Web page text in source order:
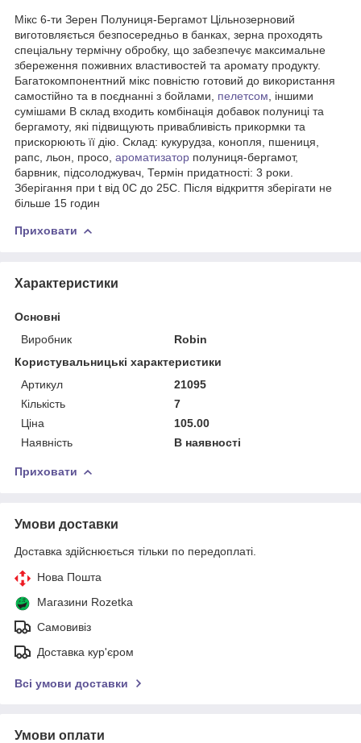
Мікс 6-ти Зерен Полуниця-Бергамот Цільнозерновий
виготовляється безпосередньо в банках, зерна проходять
спеціальну термічну обробку, що забезпечує максимальне
збереження поживних властивостей та аромату продукту.
Багатокомпонентний мікс повністю готовий до використання
самостійно та в поєднанні з бойлами, пелетсом , іншими
сумішами В склад входить комбінація добавок полуниці та
бергамоту, які підвищують привабливість прикормки та
прискорюють її дію. Склад: кукурудза, конопля, пшениця,
рапс, льон, просо, ароматизатор полуниця-бергамот,
барвник, підсолоджувач, Термін придатності: 3 роки.
Зберігання при t від 0С до 25С. Після відкриття зберігати не
більше 15 годин
Приховати
Характеристики
Основні
Виробник
Robin
Користувальницькі характеристики
Артикул
21095
Кількість
7
Ціна
105.00
Наявність
В наявності
Приховати
Умови доставки
Доставка здійснюється тільки по передоплаті.
Нова Пошта
Магазини Rozetka
Самовивіз
Доставка кур'єром
Всі умови доставки
Умови оплати